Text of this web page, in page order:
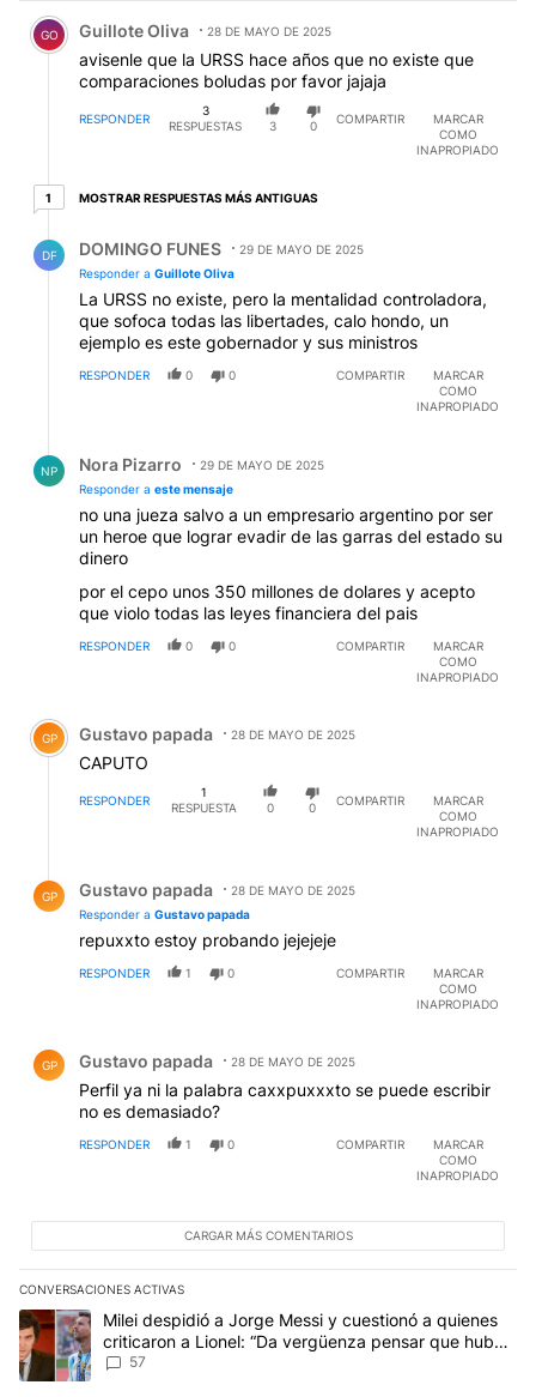
Comentario de Guillote Oliva.
GO Guillote Oliva 28 DE MAYO DE 2025
avisenle que la URSS hace años que no existe que
comparaciones boludas por favor jajaja
RESPONDER
3
RESPUESTAS
3 0
COMPARTIR
MARCAR
COMO
INAPROPIADO
11 respuesta más antiguas
MOSTRAR RESPUESTAS MÁS ANTIGUAS
DF DOMINGO FUNES
29 DE MAYO DE 2025
Responder a Guillote Oliva
La URSS no existe, pero la mentalidad controladora,
que sofoca todas las libertades, calo hondo, un
ejemplo es este gobernador y sus ministros
RESPONDER 0 0 COMPARTIR
MARCAR
COMO
INAPROPIADO
NP Nora Pizarro
29 DE MAYO DE 2025
Responder a este mensaje
no una jueza salvo a un empresario argentino por ser
un heroe que lograr evadir de las garras del estado su
dinero
por el cepo unos 350 millones de dolares y acepto
que violo todas las leyes financiera del pais
RESPONDER 0 0 COMPARTIR
MARCAR
COMO
INAPROPIADO
Comentario de Gustavo papada.
GP Gustavo papada 28 DE MAYO DE 2025
CAPUTO
RESPONDER
1
RESPUESTA
0 0
COMPARTIR
MARCAR
COMO
INAPROPIADO
GP Gustavo papada
28 DE MAYO DE 2025
Responder a Gustavo papada
repuxxto estoy probando jejejeje
RESPONDER 1 0 COMPARTIR
MARCAR
COMO
INAPROPIADO
GP Gustavo papada 28 DE MAYO DE 2025
Perfil ya ni la palabra caxxpuxxxto se puede escribir
no es demasiado?
RESPONDER 1 0 COMPARTIR
MARCAR
COMO
INAPROPIADO
CARGAR MÁS COMENTARIOS
CONVERSACIONES ACTIVAS
Este listado muestra los artículos con más comentarios en los
Un artículo de tendencia con el título "Milei despidió a Jorge
Milei despidió a Jorge Messi y cuestionó a quienes
criticaron a Lionel: “Da vergüenza pensar que hubo
anti-Messi”
57